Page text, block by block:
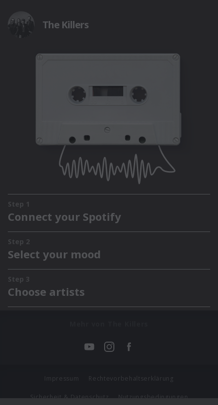
Impressum Rechtevorbehaltserklärung
Sicherheit & Datenschutz Nutzungsbedingungen